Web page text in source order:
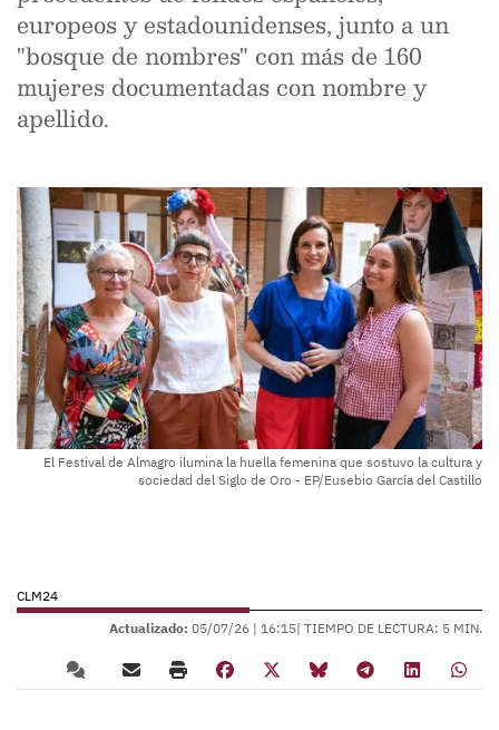
europeos y estadounidenses, junto a un
"bosque de nombres" con más de 160
mujeres documentadas con nombre y
apellido.
El Festival de Almagro ilumina la huella femenina que sostuvo la cultura y
sociedad del Siglo de Oro - EP/Eusebio García del Castillo
CLM24
Actualizado: 05/07/26 | 16:15| TIEMPO DE LECTURA: 5 MIN.